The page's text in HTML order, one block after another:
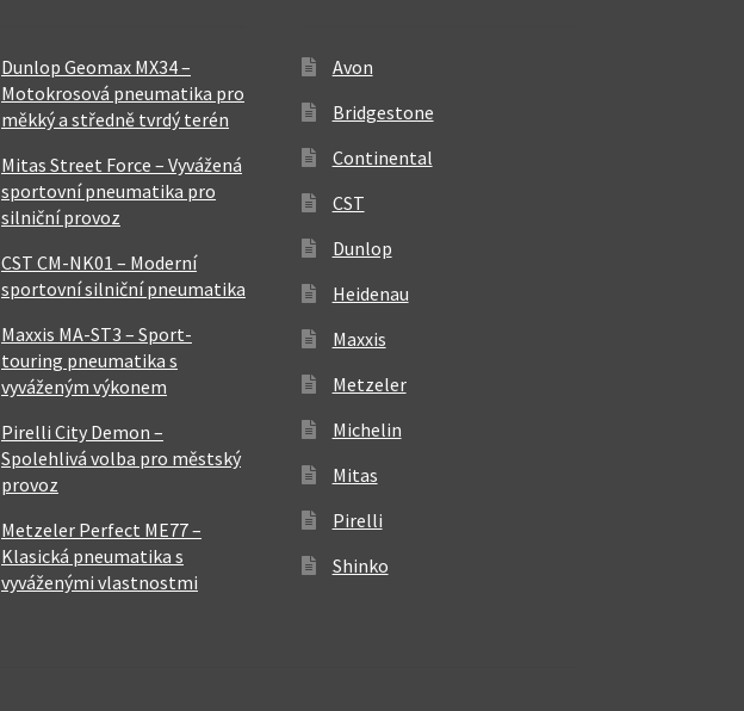
Dunlop Geomax MX34 –
Motokrosová pneumatika pro
měkký a středně tvrdý terén
Mitas Street Force – Vyvážená
sportovní pneumatika pro
silniční provoz
CST CM-NK01 – Moderní
sportovní silniční pneumatika
Maxxis MA-ST3 – Sport-
touring pneumatika s
vyváženým výkonem
Pirelli City Demon –
Spolehlivá volba pro městský
provoz
Metzeler Perfect ME77 –
Klasická pneumatika s
vyváženými vlastnostmi
Avon
Bridgestone
Continental
CST
Dunlop
Heidenau
Maxxis
Metzeler
Michelin
Mitas
Pirelli
Shinko